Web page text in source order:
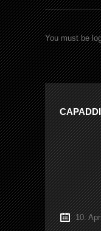
You must be
10.